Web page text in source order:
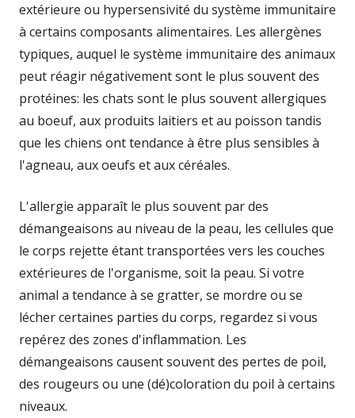
extérieure ou hypersensivité du système immunitaire
à certains composants alimentaires. Les allergènes
typiques, auquel le système immunitaire des animaux
peut réagir négativement sont le plus souvent des
protéines: les chats sont le plus souvent allergiques
au boeuf, aux produits laitiers et au poisson tandis
que les chiens ont tendance à être plus sensibles à
l'agneau, aux oeufs et aux céréales.
L'allergie apparaît le plus souvent par des
démangeaisons au niveau de la peau, les cellules que
le corps rejette étant transportées vers les couches
extérieures de l'organisme, soit la peau. Si votre
animal a tendance à se gratter, se mordre ou se
lécher certaines parties du corps, regardez si vous
repérez des zones d'inflammation. Les
démangeaisons causent souvent des pertes de poil,
des rougeurs ou une (dé)coloration du poil à certains
niveaux.